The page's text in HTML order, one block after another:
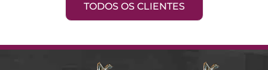
TODOS OS CLIENTES